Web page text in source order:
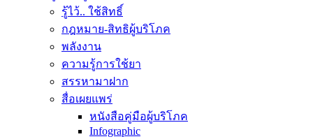
รู้ไว้.. ใช้สิทธิ์
กฎหมาย-สิทธิผู้บริโภค
พลังงาน
ความรู้การใช้ยา
สรรหามาฝาก
สื่อเผยแพร่
หนังสือคู่มือผู้บริโภค
Infographic